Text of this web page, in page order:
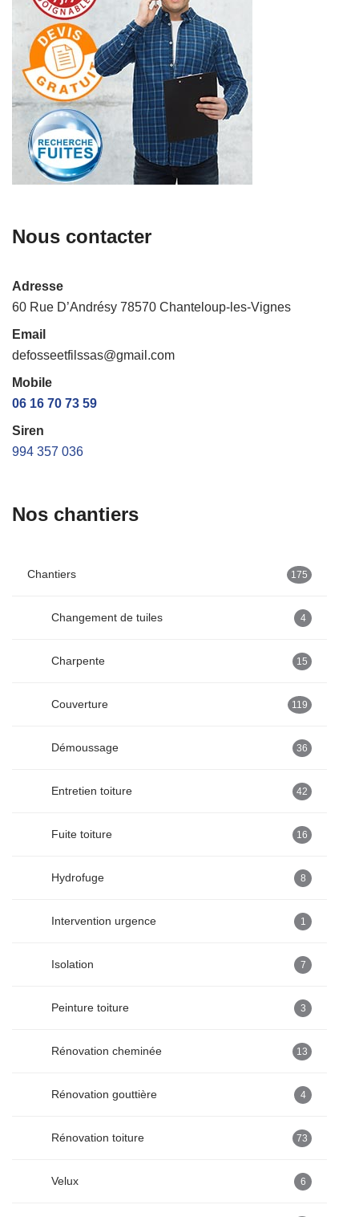
Nous contacter
Adresse
60 Rue D’Andrésy 78570 Chanteloup-les-Vignes
Email
defosseetfilssas@gmail.com
Mobile
06 16 70 73 59
Siren
994 357 036
Nos chantiers
Chantiers 175
Changement de tuiles 4
Charpente 15
Couverture 119
Démoussage 36
Entretien toiture 42
Fuite toiture 16
Hydrofuge 8
Intervention urgence 1
Isolation 7
Peinture toiture 3
Rénovation cheminée 13
Rénovation gouttière 4
Rénovation toiture 73
Velux 6